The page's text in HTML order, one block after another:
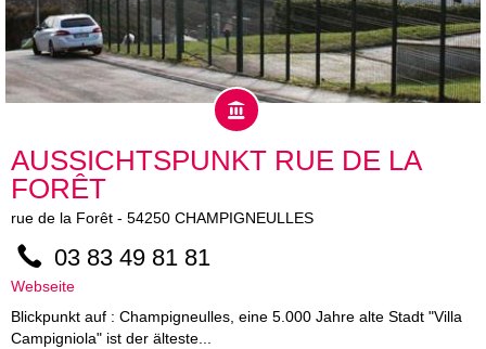
AUSSICHTSPUNKT RUE DE LA
FORÊT
rue de la Forêt - 54250 CHAMPIGNEULLES
03 83 49 81 81
Webseite
Blickpunkt auf : Champigneulles, eine 5.000 Jahre alte Stadt "Villa
Campigniola" ist der älteste...